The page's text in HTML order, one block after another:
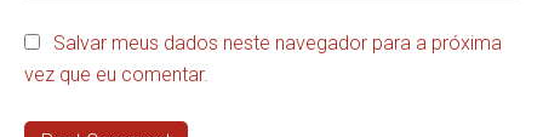
Salvar meus dados neste navegador para a próxima
vez que eu comentar.